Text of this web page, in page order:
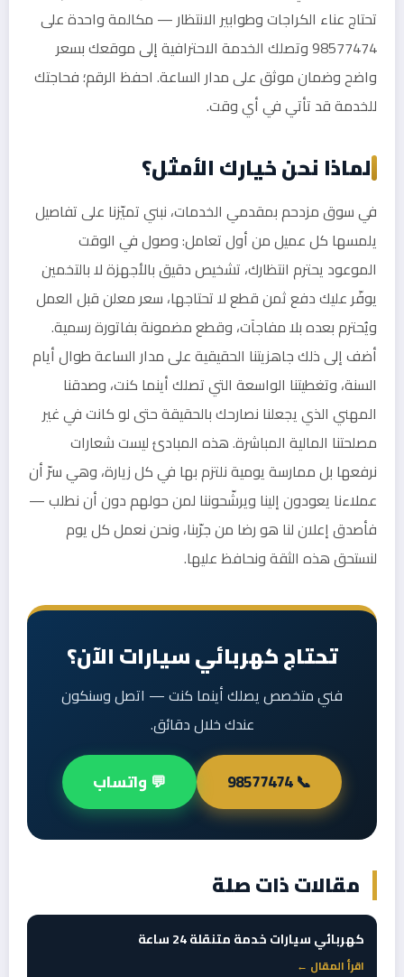
تحتاج عناء الكراجات وطوابير الانتظار — مكالمة واحدة على
98577474 وتصلك الخدمة الاحترافية إلى موقعك بسعر
واضح وضمان موثق على مدار الساعة. احفظ الرقم؛ فحاجتك
للخدمة قد تأتي في أي وقت.
لماذا نحن خيارك الأمثل؟
في سوق مزدحم بمقدمي الخدمات، نبني تميّزنا على تفاصيل
يلمسها كل عميل من أول تعامل: وصول في الوقت
الموعود يحترم انتظارك، تشخيص دقيق بالأجهزة لا بالتخمين
يوفّر عليك دفع ثمن قطع لا تحتاجها، سعر معلن قبل العمل
ويُحترم بعده بلا مفاجآت، وقطع مضمونة بفاتورة رسمية.
أضف إلى ذلك جاهزيتنا الحقيقية على مدار الساعة طوال أيام
السنة، وتغطيتنا الواسعة التي تصلك أينما كنت، وصدقنا
المهني الذي يجعلنا نصارحك بالحقيقة حتى لو كانت في غير
مصلحتنا المالية المباشرة. هذه المبادئ ليست شعارات
نرفعها بل ممارسة يومية نلتزم بها في كل زيارة، وهي سرّ أن
عملاءنا يعودون إلينا ويرشّحوننا لمن حولهم دون أن نطلب —
فأصدق إعلان لنا هو رضا من جرّبنا، ونحن نعمل كل يوم
لنستحق هذه الثقة ونحافظ عليها.
تحتاج كهربائي سيارات الآن؟
فني متخصص يصلك أينما كنت — اتصل وسنكون
عندك خلال دقائق.
📞 98577474 💬 واتساب
مقالات ذات صلة
كهربائي سيارات خدمة متنقلة 24 ساعة
اقرأ المقال ←